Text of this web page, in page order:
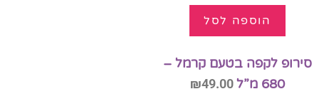
הוספה לסל
סירופ לקפה בטעם קרמל –
680 מ”ל
₪49.00